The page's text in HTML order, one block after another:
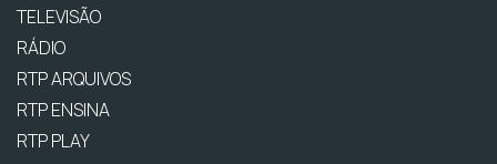
TELEVISÃO
RÁDIO
RTP ARQUIVOS
RTP ENSINA
RTP PLAY